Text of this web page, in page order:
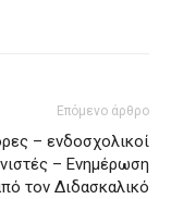
Επόμενο άρθρο
– ενδοσχολικοί
– Ενημέρωση
τον Διδασκαλικό